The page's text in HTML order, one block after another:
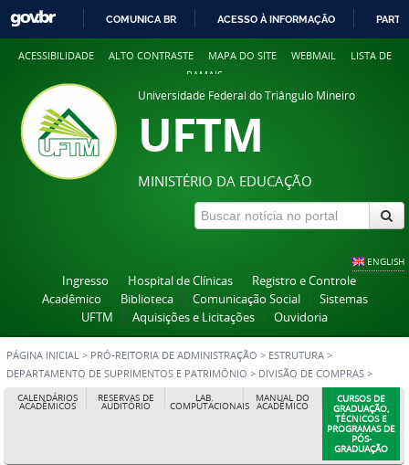
COMUNICA BR ACESSO À INFORMAÇÃO
ACESSIBILIDADE ALTO CONTRASTE MAPA DO SITE WEBMAIL
LISTA DE
RAMAIS
Universidade Federal do Triângulo Mineiro
UFTM
MINISTÉRIO DA EDUCAÇÃO
ENGLISH
Ingresso Hospital de Clínicas
Registro e Controle
Acadêmico
Biblioteca Comunicação Social
Sistemas
UFTM
Aquisições e Licitações Ouvidoria
PÁGINA INICIAL > PRÓ-REITORIA DE ADMINISTRAÇÃO > ESTRUTURA >
DEPARTAMENTO DE SUPRIMENTOS E PATRIMÔNIO > DIVISÃO DE COMPRAS >
SERVIÇO DE APOIO PROCESSUAL
CALENDÁRIOS
ACADÊMICOS
RESERVAS DE
AUDITÓRIO
LAB.
COMPUTACIONAIS
MANUAL DO
ACADÊMICO
CURSOS DE
GRADUAÇÃO,
TÉCNICOS E
PROGRAMAS DE
PÓS-
GRADUAÇÃO